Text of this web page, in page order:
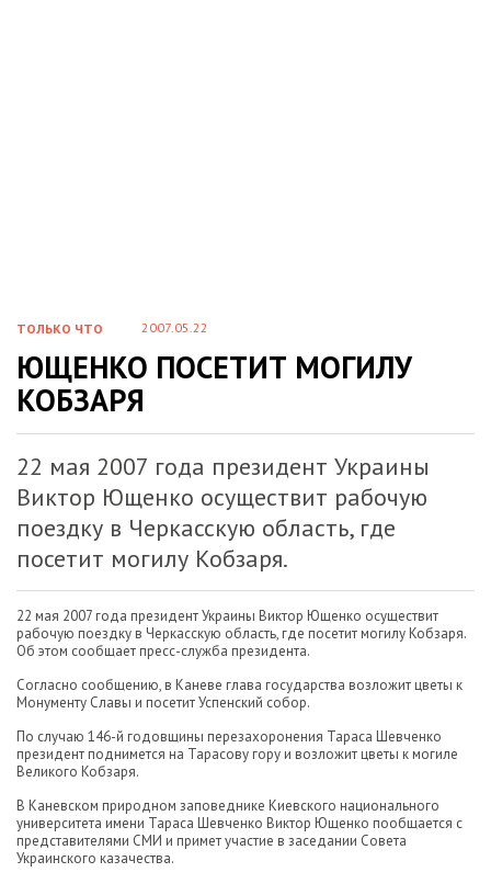
ТОЛЬКО ЧТО 2007.05.22
ЮЩЕНКО ПОСЕТИТ МОГИЛУ
КОБЗАРЯ
22 мая 2007 года президент Украины
Виктор Ющенко осуществит рабочую
поездку в Черкасскую область, где
посетит могилу Кобзаря.
22 мая 2007 года президент Украины Виктор Ющенко осуществит
рабочую поездку в Черкасскую область, где посетит могилу Кобзаря.
Об этом сообщает пресс-служба президента.
Согласно сообщению, в Каневе глава государства возложит цветы к
Монументу Славы и посетит Успенский собор.
По случаю 146-й годовщины перезахоронения Тараса Шевченко
президент поднимется на Тарасову гору и возложит цветы к могиле
Великого Кобзаря.
В Каневском природном заповеднике Киевского национального
университета имени Тараса Шевченко Виктор Ющенко пообщается с
представителями СМИ и примет участие в заседании Совета
Украинского казачества.